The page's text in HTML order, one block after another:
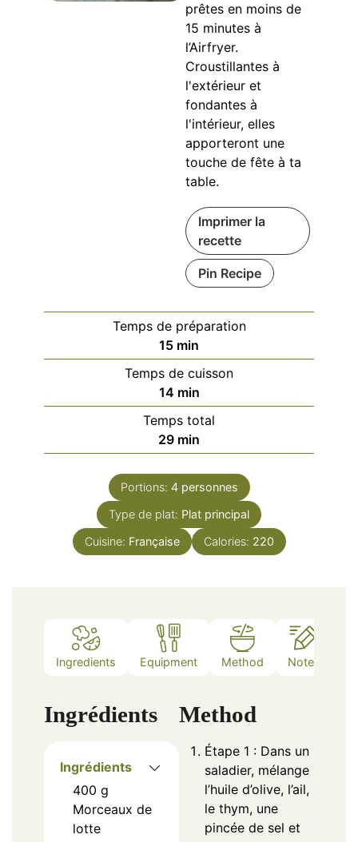
prêtes en moins de
15 minutes à
l’Airfryer.
Croustillantes à
l'extérieur et
fondantes à
l'intérieur, elles
apporteront une
touche de fête à ta
table.
Imprimer la
recette
Pin Recipe
Temps de préparation
15minutes
min
Temps de cuisson
14minutes
min
Temps total
29minutes
min
Portions: 4 personnes
Type de plat: Plat principal
Cuisine: Française Calories: 220
Ingredients Equipment Method Notes
Ingrédients
Ingrédients
400 g
Morceaux de
lotte
Method
Étape 1 : Dans un
saladier, mélange
l’huile d’olive, l’ail,
le thym, une
pincée de sel et